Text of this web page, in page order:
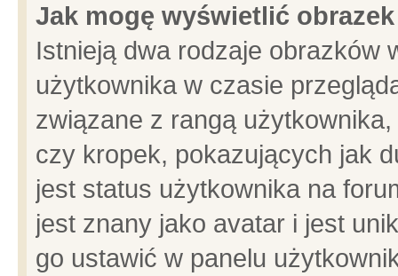
Jak mogę wyświetlić
Istnieją dwa rodzaje obrazków
użytkownika w czasie
związane z rangą
czy kropek, pokazujących jak
jest status użytkownika na
jest znany jako avatar i jest
go ustawić w panelu